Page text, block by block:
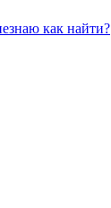
как найти?